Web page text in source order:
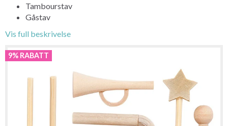
Tambourstav
Gåstav
Vis full beskrivelse
9% RABATT